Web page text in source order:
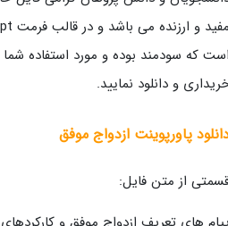
است که سودمند بوده و مورد استفاده شما
و دانلود نمایید.
پاورپوینت ازدواج موفق
از متن فایل: